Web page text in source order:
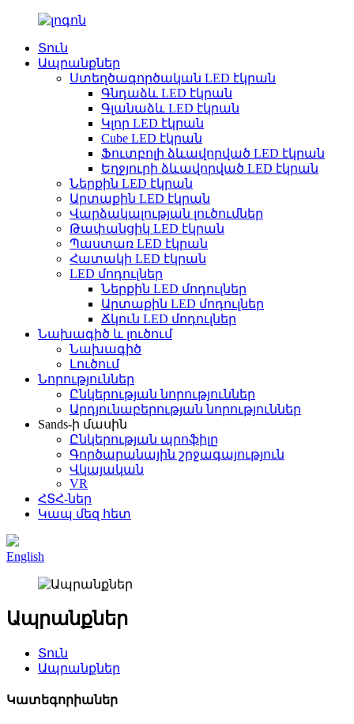
Տուն
Ապրանքներ
Ստեղծագործական LED էկրան
Գնդաձև LED էկրան
Գլանաձև LED էկրան
Կլոր LED էկրան
Cube LED էկրան
Ֆուտբոլի ձևավորված LED էկրան
Եղջյուրի ձևավորված LED էկրան
Ներքին LED էկրան
Արտաքին LED էկրան
Վարձակալության լուծումներ
Թափանցիկ LED էկրան
Պաստառ LED էկրան
Հատակի LED էկրան
LED մոդուլներ
Ներքին LED մոդուլներ
Արտաքին LED մոդուլներ
Ճկուն LED մոդուլներ
Նախագիծ և լուծում
Նախագիծ
Լուծում
Նորություններ
Ընկերության նորություններ
Արդյունաբերության նորություններ
Sands-ի մասին
Ընկերության պրոֆիլը
Գործարանային շրջագայություն
Վկայական
VR
ՀՏՀ-ներ
Կապ մեզ հետ
English
Ապրանքներ
Տուն
Ապրանքներ
Կատեգորիաներ